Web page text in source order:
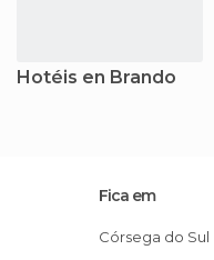
Hotéis en Brando
Fica em
Córsega do Sul